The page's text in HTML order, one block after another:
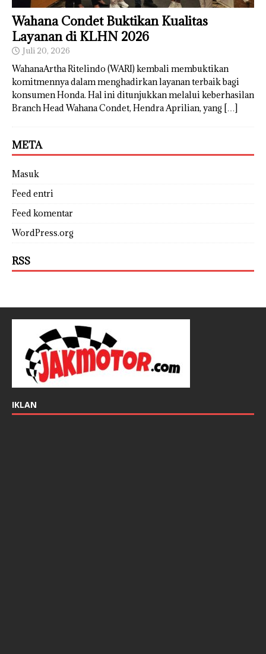
Wahana Condet Buktikan Kualitas
Layanan di KLHN 2026
Juli 20, 2026
WahanaArtha Ritelindo (WARI) kembali membuktikan
komitmennya dalam menghadirkan layanan terbaik bagi
konsumen Honda. Hal ini ditunjukkan melalui keberhasilan
Branch Head Wahana Condet, Hendra Aprilian, yang […]
META
Masuk
Feed entri
Feed komentar
WordPress.org
RSS
IKLAN